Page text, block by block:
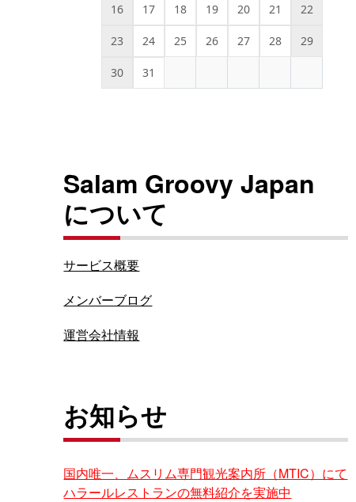
16 17 18 19 20 21 22
23 24 25 26 27 28 29
30 31
Salam Groovy Japan
について
サービス概要
メンバーブログ
運営会社情報
お知らせ
国内唯一、ムスリム専門観光案内所（MTIC）にて
ハラールレストランの無料紹介を実施中